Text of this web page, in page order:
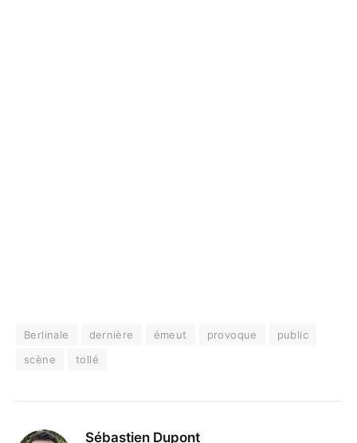
Berlinale dernière émeut provoque
public
scène
tollé
Sébastien Dupont